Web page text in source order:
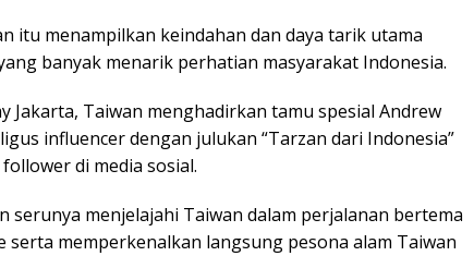
itu menampilkan keindahan dan daya tarik utama
banyak menarik perhatian masyarakat Indonesia.
Jakarta, Taiwan menghadirkan tamu spesial Andrew
influencer dengan julukan “Tarzan dari Indonesia”
di media sosial.
serunya menjelajahi Taiwan dalam perjalanan bertema
serta memperkenalkan langsung pesona alam Taiwan